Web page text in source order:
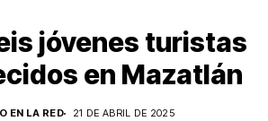
jóvenes turistas
en Mazatlán
EN LA RED
21 DE ABRIL DE 2025